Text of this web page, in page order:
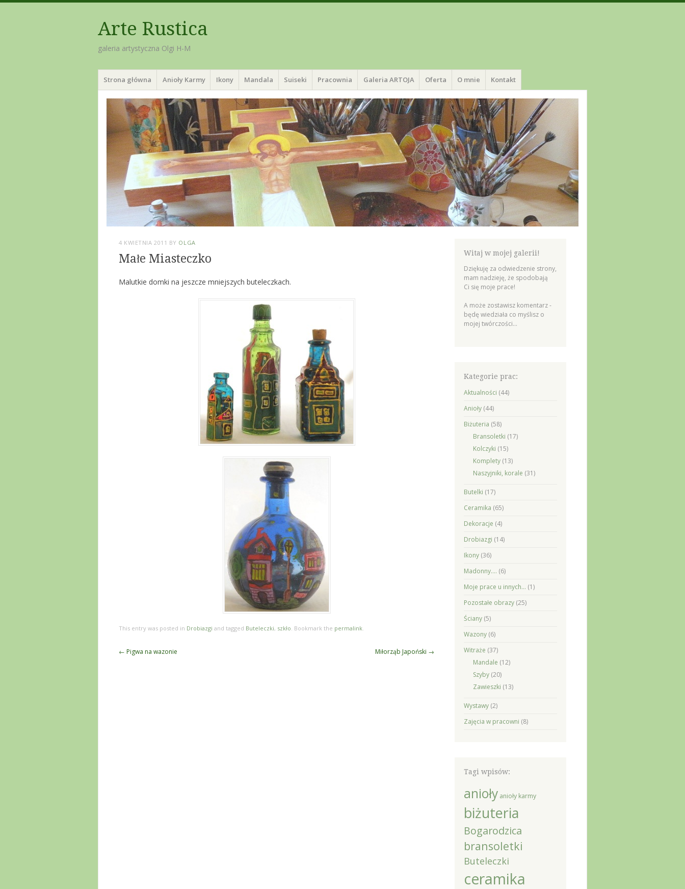
Arte Rustica
galeria artystyczna Olgi H-M
Menu
Skip
to
content
Strona główna Anioły Karmy Ikony Mandala Suiseki Pracownia Galeria ARTOJA Oferta O mnie Kontakt
4 KWIETNIA 2011 BY OLGA
Małe Miasteczko
Malutkie domki na jeszcze mniejszych buteleczkach.
This entry was posted in Drobiazgi and tagged Buteleczki, szkło. Bookmark the permalink.
Post
← Pigwa na wazonie Miłorząb Japoński →
Witaj w mojej galerii!
Dziękuję za odwiedzenie strony,
mam nadzieję, że spodobają
Ci się moje prace!
A może zostawisz komentarz -
będę wiedziała co myślisz o
mojej twórczości...
Kategorie prac:
Aktualności (44)
Anioły(44)
Biżuteria (58)
Bransoletki (17)
Kolczyki (15)
Komplety(13)
Naszyjniki, korale (31)
Butelki (17)
Ceramika (65)
Dekoracje (4)
Drobiazgi (14)
Ikony(36)
Madonny…. (6)
Moje prace u innych… (1)
Pozostałe obrazy(25)
Ściany(5)
Wazony(6)
Witraże (37)
Mandale (12)
Szyby(20)
Zawieszki (13)
Wystawy(2)
Zajęcia w pracowni (8)
Tagi wpisów:
anioły anioły karmy
biżuteria
Bogarodzica
bransoletki
Buteleczki
ceramika